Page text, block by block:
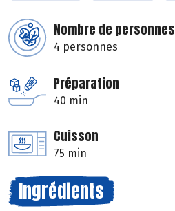
Nombre de personnes
4 personnes
Préparation
40 min
Cuisson
75 min
Ingrédients